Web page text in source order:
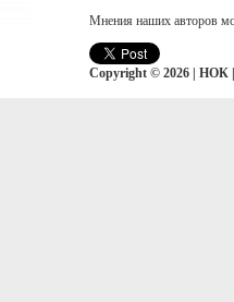
Мнения наших авторов
Copyright © 2026 | НОК